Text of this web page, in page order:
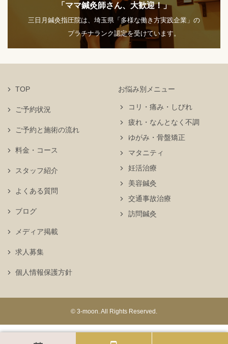
「ママ鍼灸師さん、大歓迎！」
三日月鍼灸指圧院は、埼玉県「多様な働き方実践企業」の
プラチナランク認定を受けています。
TOP
ご予約状況
お悩み別メニュー
コリ・痛み・しびれ
疲れ・なんとなく不調
ゆがみ・骨盤矯正
マタニティ
妊活治療
美容鍼灸
交通事故治療
訪問鍼灸
ご予約と施術の流れ
料金・コース
スタッフ紹介
よくある質問
ブログ
メディア掲載
求人募集
個人情報保護方針
© 3-moon. All Rights Reserved.